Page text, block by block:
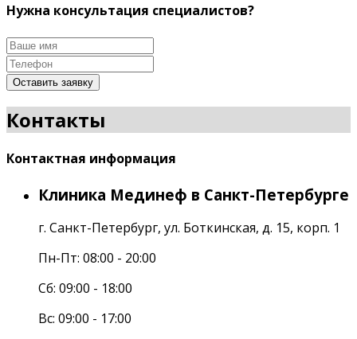
Нужна консультация специалистов?
Оставить заявку
Контакты
Контактная информация
Клиника Мединеф в Санкт-Петербурге
г. Санкт-Петербург, ул. Боткинская, д. 15, корп. 1
Пн-Пт: 08:00 - 20:00
Cб: 09:00 - 18:00
Вс: 09:00 - 17:00